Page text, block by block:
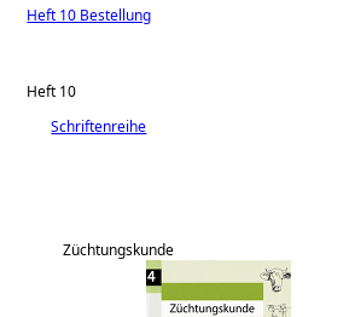
Heft 10 Bestellung
Heft 10
Schriftenreihe
Züchtungskunde